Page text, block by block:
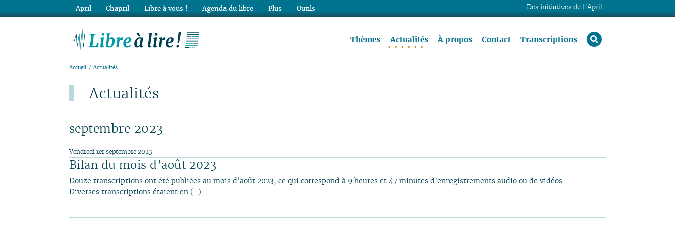
Thèmes Actualités À propos Contact Transcriptions rechercher
Accueil Actualités
Actualités
septembre 2023
Bilan du mois d’août 2023
Vendredi 1er septembre 2023
Douze transcriptions ont été publiées au mois d’août 2023, ce qui correspond à 9 heures et 47 minutes d’enregistrements audio ou de vidéos.
Diverses transcriptions étaient en (…)
Des initiatives de l’April
April Chapril Libre à vous ! Agenda du libre Plus Outils